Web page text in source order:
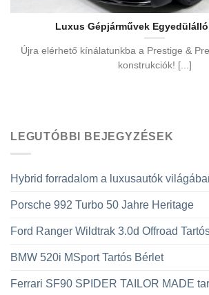
Luxus Gépjárművek
Újra elérhető kínálatunkba a Prestige &
konstrukciók! [...]
LEGUTÓBBI BEJEGYZÉSEK
Hybrid forradalom a luxusautók
Porsche 992 Turbo 50 Jahre Heritage
Ford Ranger Wildtrak 3.0d Offroad
BMW 520i MSport Tartós Bérlet
Ferrari SF90 SPIDER TAILOR MADE